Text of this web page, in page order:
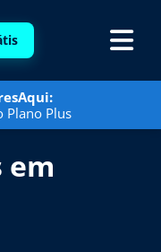
Plano Plus
em